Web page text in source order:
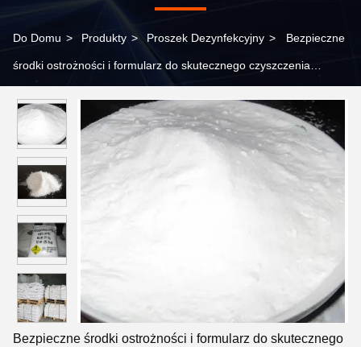
Do Domu > Produkty > Proszek Dezynfekcyjny > Bezpieczne
środki ostrożności i formularz do skutecznego czyszczenia
Bezpieczne środki ostrożności i formularz do skutecznego